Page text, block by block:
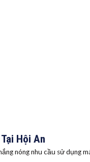
Hội An
nóng nhu cầu sử dụng